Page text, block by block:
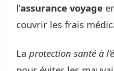
l’assurance voyage
couvrir les frais
La protection santé à